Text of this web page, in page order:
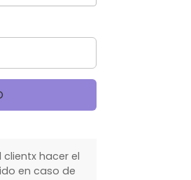
clientx hacer el
en caso de